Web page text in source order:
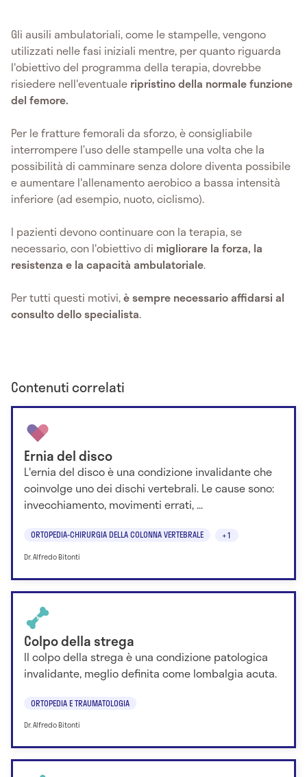
Gli ausili ambulatoriali, come le stampelle, vengono
utilizzati nelle fasi iniziali mentre, per quanto riguarda
l'obiettivo del programma della terapia, dovrebbe
risiedere nell'eventuale ripristino della normale funzione
del femore.
Per le fratture femorali da sforzo, è consigliabile
interrompere l’uso delle stampelle una volta che la
possibilità di camminare senza dolore diventa possibile
e aumentare l'allenamento aerobico a bassa intensità
inferiore (ad esempio, nuoto, ciclismo).
I pazienti devono continuare con la terapia, se
necessario, con l'obiettivo di migliorare la forza, la
resistenza e la capacità ambulatoriale.
Per tutti questi motivi,è sempre necessario affidarsi al
consulto dello specialista.
Contenuti correlati
Ernia del disco
L'ernia del disco è una condizione invalidante che
coinvolge uno dei dischi vertebrali. Le cause sono:
invecchiamento, movimenti errati, ...
ORTOPEDIA-CHIRURGIA DELLA COLONNA VERTEBRALE +1
Dr. Alfredo Bitonti
Colpo della strega
Il colpo della strega è una condizione patologica
invalidante, meglio definita come lombalgia acuta.
ORTOPEDIA E TRAUMATOLOGIA
Dr. Alfredo Bitonti